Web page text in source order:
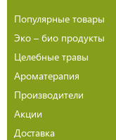
Популярные товары
Эко – био продукты
Целебные травы
Ароматерапия
Производители
Акции
Доставка